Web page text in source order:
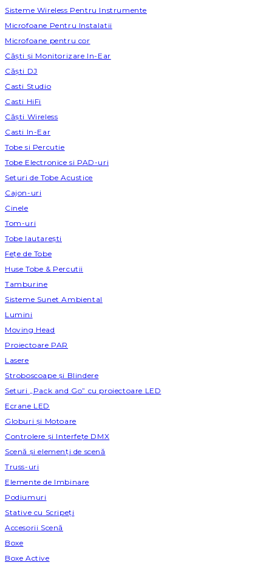
Sisteme Wireless Pentru Instrumente
Microfoane Pentru Instalatii
Microfoane pentru cor
Căști și Monitorizare In-Ear
Căști DJ
Casti Studio
Casti HiFi
Căști Wireless
Casti In-Ear
Tobe si Percutie
Tobe Electronice si PAD-uri
Seturi de Tobe Acustice
Cajon-uri
Cinele
Tom-uri
Tobe lautareşti
Fețe de Tobe
Huse Tobe & Percutii
Tamburine
Sisteme Sunet Ambiental
Lumini
Moving Head
Proiectoare PAR
Lasere
Stroboscoape și Blindere
Seturi „Pack and Go” cu proiectoare LED
Ecrane LED
Globuri și Motoare
Controlere și Interfețe DMX
Scenă și elemenți de scenă
Truss-uri
Elemente de Imbinare
Podiumuri
Stative cu Scripeți
Accesorii Scenă
Boxe
Boxe Active